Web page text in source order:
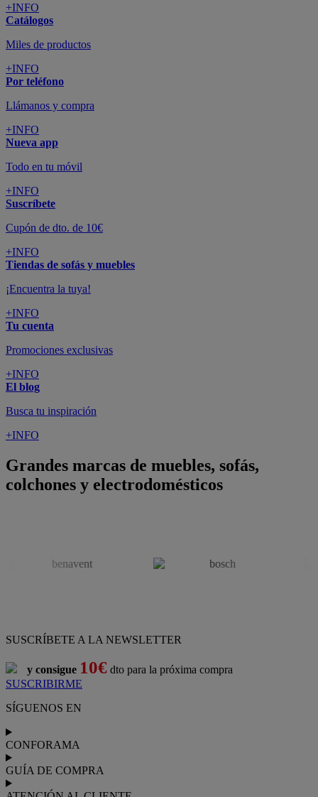
+INFO
Catálogos
Miles de productos
+INFO
Por teléfono
Llámanos y compra
+INFO
Nueva app
Todo en tu móvil
+INFO
Suscríbete
Cupón de dto. de 10€
+INFO
Tiendas de sofás y muebles
¡Encuentra la tuya!
+INFO
Tu cuenta
Promociones exclusivas
+INFO
El blog
Busca tu inspiración
+INFO
Grandes marcas de muebles, sofás,
colchones y electrodomésticos
SUSCRÍBETE A LA NEWSLETTER
y consigue 10€ dto para la próxima compra
SUSCRIBIRME
SÍGUENOS EN
CONFORAMA
GUÍA DE COMPRA